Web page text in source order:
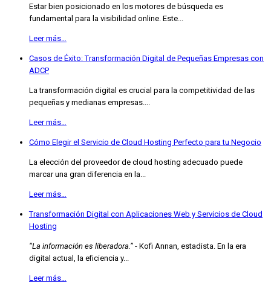
Estar bien posicionado en los motores de búsqueda es
fundamental para la visibilidad online. Este...
Leer más…
Casos de Éxito: Transformación Digital de Pequeñas Empresas con
ADCP
La transformación digital es crucial para la competitividad de las
pequeñas y medianas empresas....
Leer más…
Cómo Elegir el Servicio de Cloud Hosting Perfecto para tu Negocio
La elección del proveedor de cloud hosting adecuado puede
marcar una gran diferencia en la...
Leer más…
Transformación Digital con Aplicaciones Web y Servicios de Cloud
Hosting
“La información es liberadora.” - Kofi Annan, estadista. En la era
digital actual, la eficiencia y...
Leer más…